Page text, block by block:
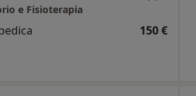
e Fisioterapia
150 €